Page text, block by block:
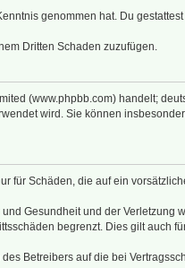
genommen hat. Du
Dritten Schaden zuzufügen.
(www.phpbb.com) handelt;
wird. Sie können
für Schäden, die auf ein
Gesundheit und der Verletzung
begrenzt. Dies gilt auch
Betreibers auf die bei